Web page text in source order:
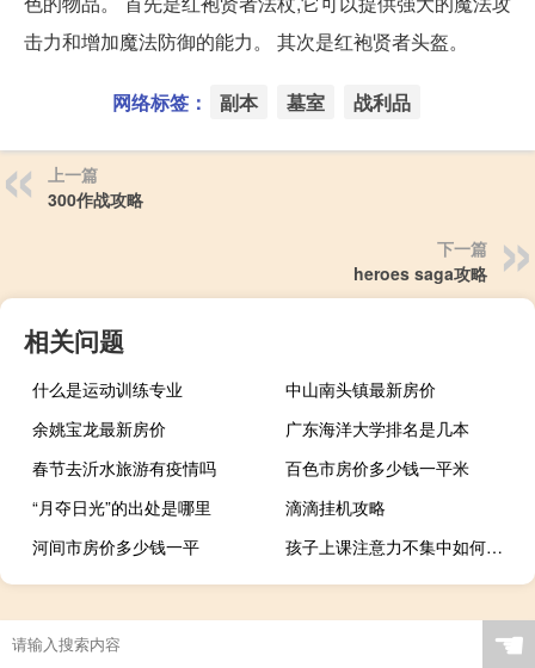
击力和增加魔法防御的能力。 其次是红袍贤者头盔。
网络标签： 副本 墓室 战利品
上一篇
300作战攻略
下一篇
heroes saga攻略
相关问题
什么是运动训练专业
中山南头镇最新房价
余姚宝龙最新房价
广东海洋大学排名是几本
春节去沂水旅游有疫情吗
百色市房价多少钱一平米
“月夺日光”的出处是哪里
滴滴挂机攻略
河间市房价多少钱一平
孩子上课注意力不集中如何教育
☚